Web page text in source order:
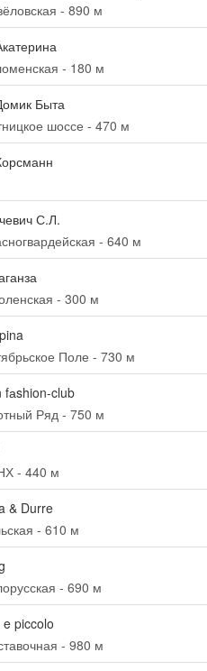
- 890 м
- 180 м
Быта
шоссе - 470 м
С.Л.
- 640 м
- 300 м
Поле - 730 м
fаshion-club
Ряд - 750 м
- 440 м
& Durre
- 610 м
- 690 м
piccolo
- 980 м